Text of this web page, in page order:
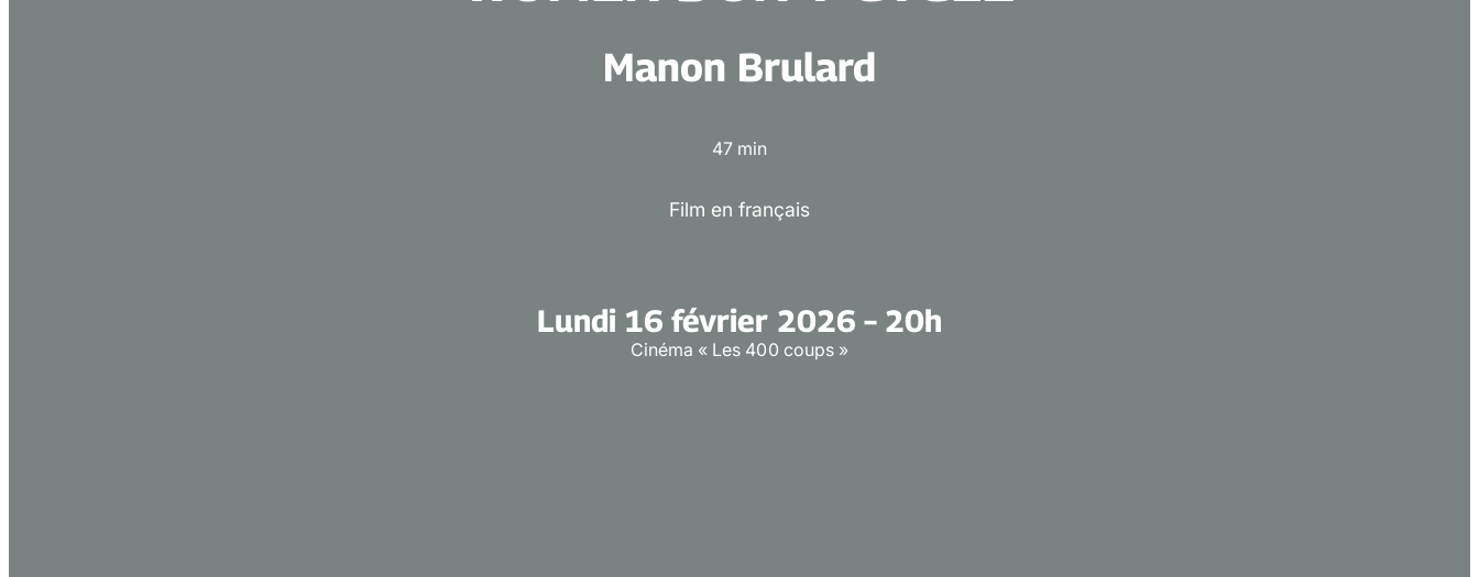
Manon Brulard
47 min
Film en français
Lundi 16 février 2026 – 20h
Cinéma « Les 400 coups »